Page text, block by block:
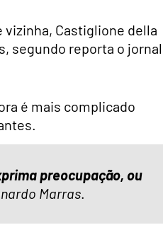
vizinha, Castiglione della
segundo reporta o jornal
é mais complicado
preocupação, ou
Marras.